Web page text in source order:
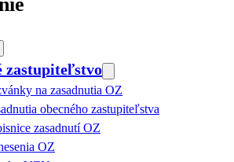
zastupiteľstvo
na zasadnutia OZ
obecného zastupiteľstva
zasadnutí OZ
OZ